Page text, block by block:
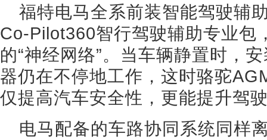
福特电马全系前装智能驾驶辅
Co-Pilot360智行驾驶辅助专业包
的“神经网络”。当车辆静置时，
器仍在不停地工作，这时骆驼
仅提高汽车安全性，更能提升驾
电马配备的车路协同系统同样